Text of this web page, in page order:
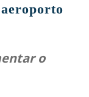
o